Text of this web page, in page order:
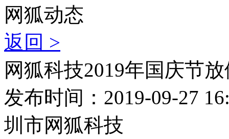
网狐动态
返回 >
网狐科技2019年国庆节
发布时间：2019-09-27
圳市网狐科技